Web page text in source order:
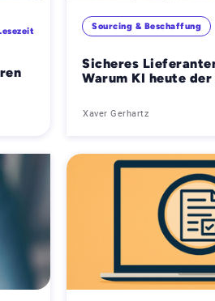
Sourcing & Beschaffung
Sicheres
Warum KI heute
Xaver Gerhartz